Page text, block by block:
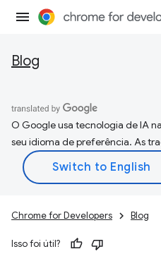
Blog
O Google usa tecnologia de IA
seu idioma de preferência. As
Chrome for Developers Blog
Isso foi útil?